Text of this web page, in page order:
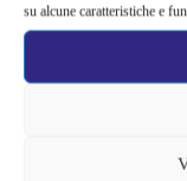
su alcune caratteristiche e
UN
“Prossima fermata
trasmesso
Express "Venice
cittadini che, sfoderato
foto sui social a più